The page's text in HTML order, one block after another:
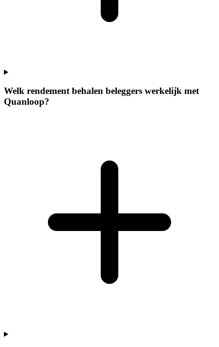
Welk rendement behalen beleggers werkelijk met
Quanloop?